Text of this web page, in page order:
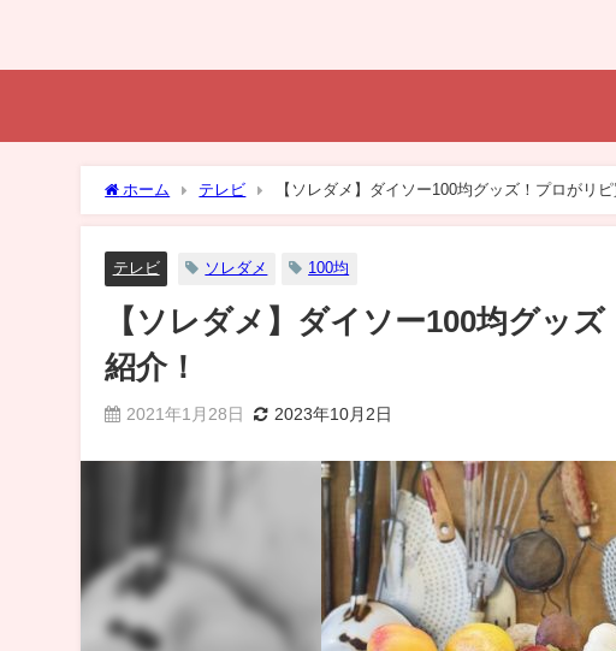
ホーム テレビ 【ソレダメ】ダイソー100均グッズ！プロがリ
テレビ ソレダメ 100均
【ソレダメ】ダイソー100均グッ
紹介！
2021年1月28日 2023年10月2日